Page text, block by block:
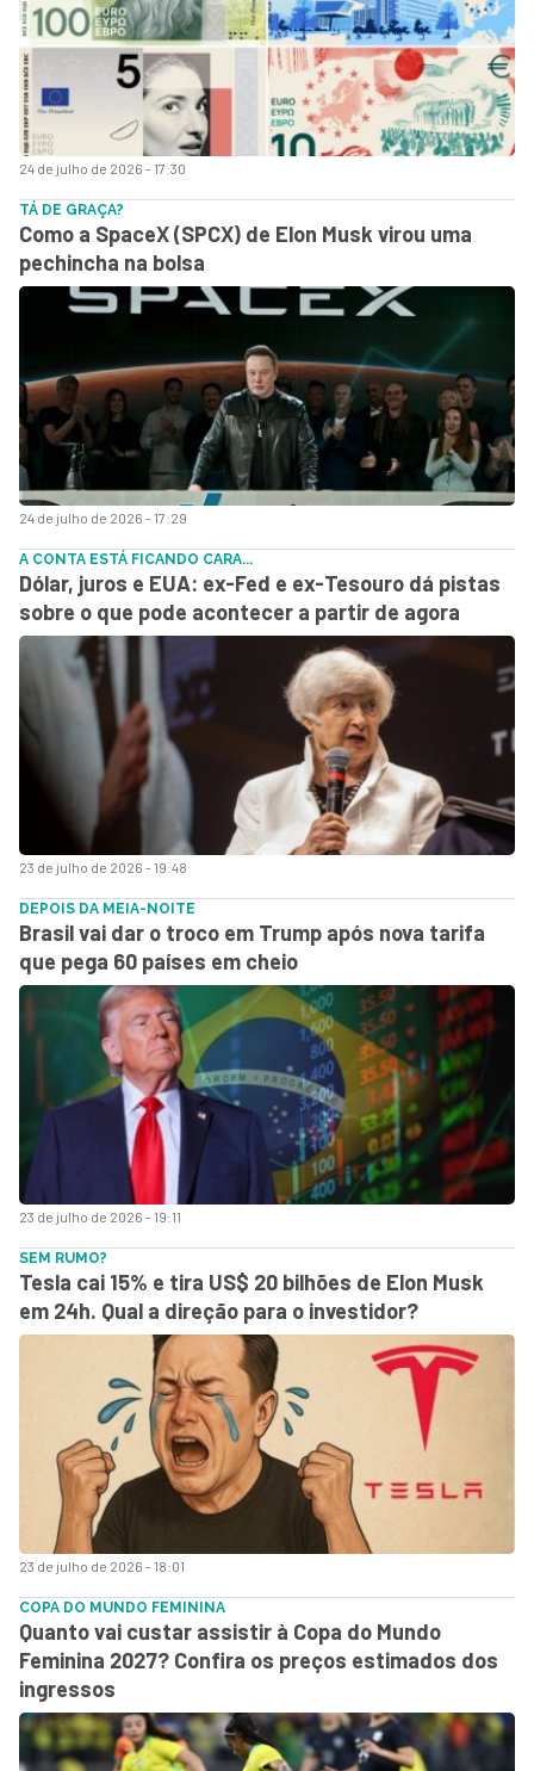
24 de julho de 2026 - 17:30
24 de julho de 2026 - 17:29
TÁ DE GRAÇA?
Como a SpaceX (SPCX) de Elon Musk virou uma
pechincha na bolsa
23 de julho de 2026 - 19:48
A CONTA ESTÁ FICANDO CARA...
Dólar, juros e EUA: ex-Fed e ex-Tesouro dá pistas
sobre o que pode acontecer a partir de agora
23 de julho de 2026 - 19:11
DEPOIS DA MEIA-NOITE
Brasil vai dar o troco em Trump após nova tarifa
que pega 60 países em cheio
23 de julho de 2026 - 18:01
SEM RUMO?
Tesla cai 15% e tira US$ 20 bilhões de Elon Musk
em 24h. Qual a direção para o investidor?
COPA DO MUNDO FEMININA
Quanto vai custar assistir à Copa do Mundo
Feminina 2027? Confira os preços estimados dos
ingressos